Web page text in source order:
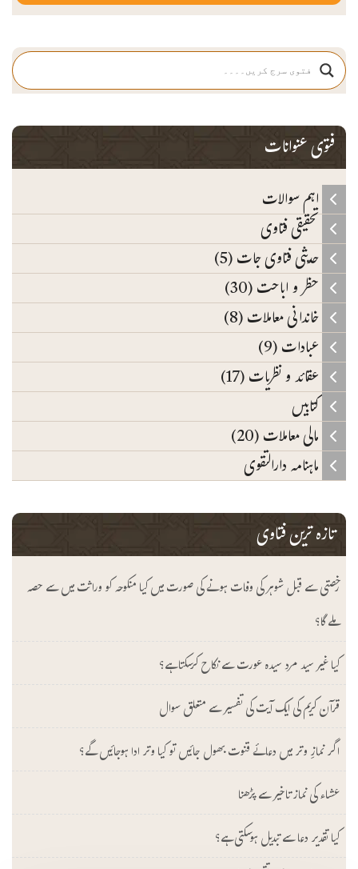
فتوی عنوانات
اہم سوالات
تحقیقی فتاوی
حدیثی فتاوی جات (5)
حظر و اباحت (30)
خاندانی معاملات (8)
عبادات (9)
عقائد و نظریات (17)
کتابیں
مالی معاملات (20)
ماہنامہ دارالتقوی
تازہ ترین فتاوی
رخصتی سے قبل شوہر کی وفات ہونے کی صورت میں کیا منکوحہ کو وراثت میں سے حصہ
ملے گا؟
کیا غیر سید مرد سیدہ عورت سے نکاح کرسکتا ہے؟
قرآن کریم کی ایک آیت کی تفسیر سے متعلق سوال
اگر نمازِ وتر میں دعائے قنوت بھول جائیں تو کیا وتر ادا ہوجائیں گے؟
عشاء کی نماز تاخیر سے پڑھنا
کیا تقدیر دعا سے تبدیل ہوسکتی ہے؟